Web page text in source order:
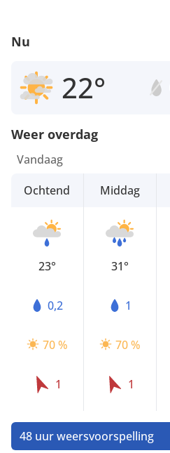
Nu
22°
Weer overdag
Vandaag
Ochtend
23°
0,2
70 %
1
Middag
31°
1
70 %
1
48 uur weersvoorspelling